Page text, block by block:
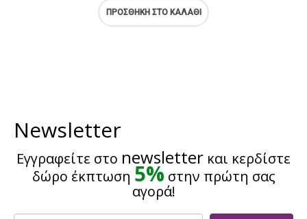
ΠΡΟΣΘΉΚΗ ΣΤΟ ΚΑΛΆΘΙ
Newsletter
Εγγραφείτε στο newsletter και κερδίστε
δώρο έκπτωση 5% στην πρώτη σας
αγορά!